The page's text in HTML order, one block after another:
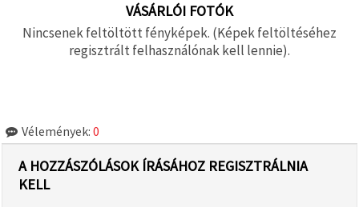
VÁSÁRLÓI FOTÓK
Nincsenek feltöltött fényképek. (Képek feltöltéséhez
regisztrált felhasználónak kell lennie).
Vélemények: 0
A HOZZÁSZÓLÁSOK ÍRÁSÁHOZ REGISZTRÁLNIA
KELL